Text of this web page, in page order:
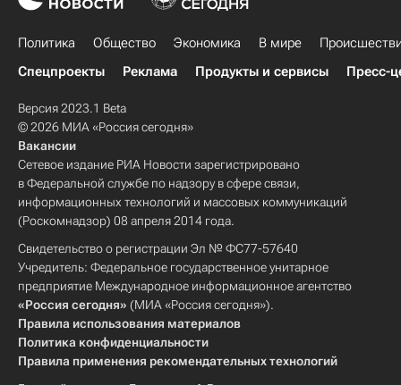
Политика Общество Экономика В мире
Спецпроекты
Реклама Продукты и сервисы Пресс-
Версия 2023.1 Beta
© 2026 МИА «Россия сегодня»
Вакансии
Сетевое издание РИА Новости зарегистрировано
в Федеральной службе по надзору в сфере связи,
информационных технологий и массовых коммуникаций
(Роскомнадзор) 08 апреля 2014 года.
Свидетельство о регистрации Эл № ФС77-57640
Учредитель: Федеральное государственное унитарное
предприятие Международное информационное агентство
«Россия сегодня» (МИА «Россия сегодня»).
Правила использования материалов
Политика конфиденциальности
Правила применения рекомендательных технологий